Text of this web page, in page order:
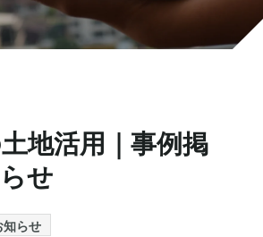
ン
ホテル事業
お知らせ
地活用｜事例掲
せ
知らせ